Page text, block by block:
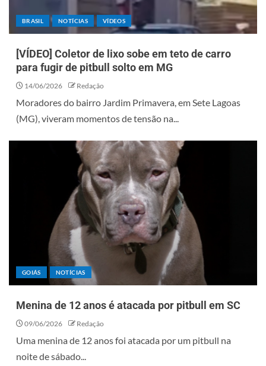
BRASIL NOTÍCIAS VÍDEOS
[VÍDEO] Coletor de lixo sobe em teto de carro
para fugir de pitbull solto em MG
14/06/2026 Redação
Moradores do bairro Jardim Primavera, em Sete Lagoas
(MG), viveram momentos de tensão na...
GOIÁS NOTÍCIAS
Menina de 12 anos é atacada por pitbull em SC
09/06/2026 Redação
Uma menina de 12 anos foi atacada por um pitbull na
noite de sábado...